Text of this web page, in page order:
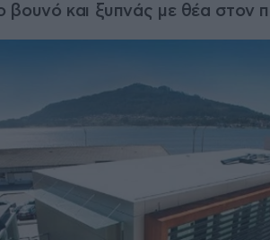
βουνό και ξυπνάς με θέα στον